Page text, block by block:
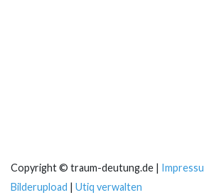
Copyright © traum-deutung.de |
Bilderupload | Utiq verwalten